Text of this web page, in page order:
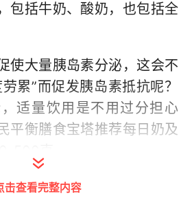
包括牛奶、酸奶，也包括全
使大量胰岛素分泌，这会不
累”而促发胰岛素抵抗呢？
适量饮用是不用过分担心
平衡膳食宝塔推荐每日奶及
痘痘就会爆发，这个其实和
击查看完整内容